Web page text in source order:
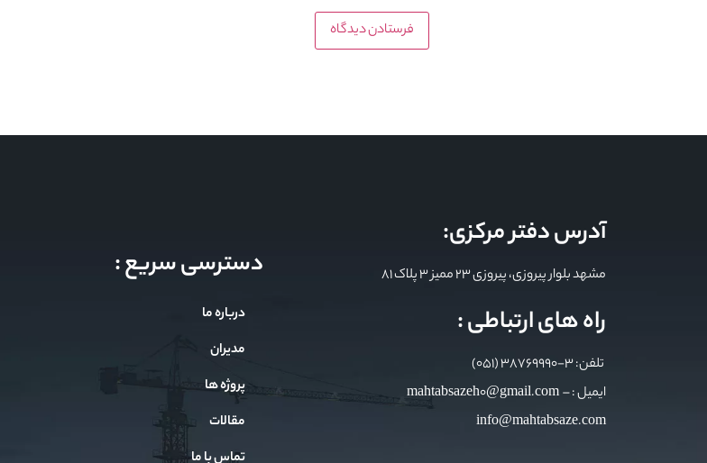
آدرس دفتر مرکزی:
مشهد بلوار پیروزی، پیروزی 23 ممیز 3 پلاک 81
راه های ارتباطی :
تلفن: 3-38769990 (051)
ایمیل : mahtabsazeh0@gmail.com –
info@mahtabsaze.com
دسترسی سریع :
درباره ما
مدیران
پروژه ها
مقالات
تماس با ما